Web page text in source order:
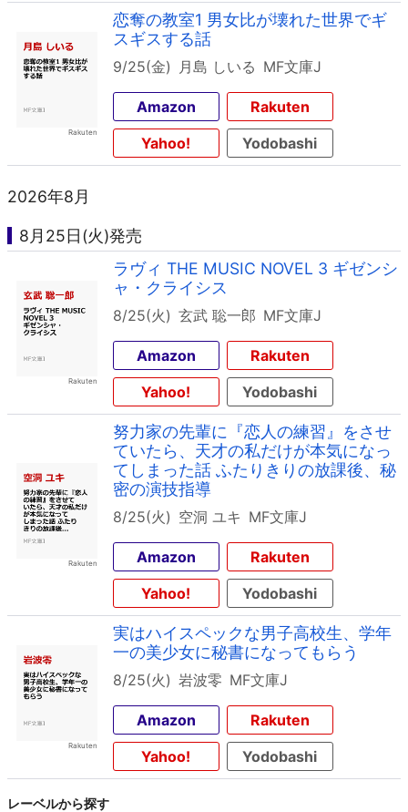
恋奪の教室1 男女比が壊れた世界でギ
スギスする話
9/25(金) 月島 しいる MF文庫J
Amazon
Rakuten
Yahoo!
Yodobashi
2026年8月
8月25日(火)発売
ラヴィ THE MUSIC NOVEL 3 ギゼンシ
ャ・クライシス
8/25(火) 玄武 聡一郎 MF文庫J
Amazon
Rakuten
Yahoo!
Yodobashi
努力家の先輩に『恋人の練習』をさせ
ていたら、天才の私だけが本気になっ
てしまった話 ふたりきりの放課後、秘
密の演技指導
8/25(火) 空洞 ユキ MF文庫J
Amazon
Rakuten
Yahoo!
Yodobashi
実はハイスペックな男子高校生、学年
一の美少女に秘書になってもらう
8/25(火) 岩波零 MF文庫J
Amazon
Rakuten
Yahoo!
Yodobashi
レーベルから探す